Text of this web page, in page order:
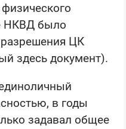
НКВД было
ЦК
здесь документ).
в годы
задавал общее